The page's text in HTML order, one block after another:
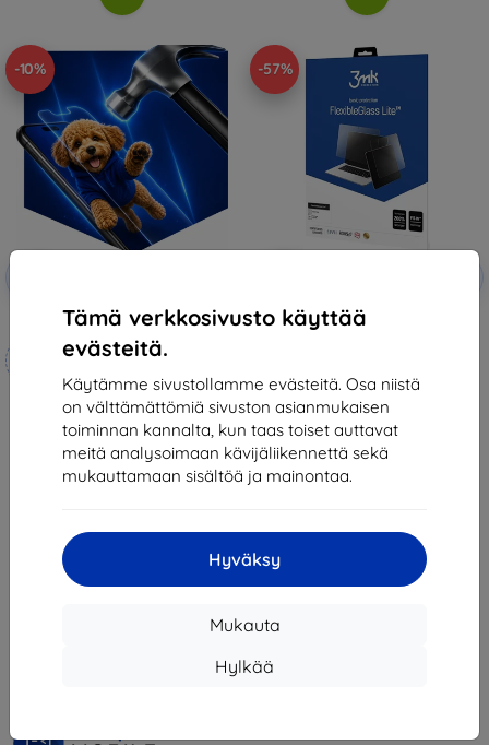
Tämä verkkosivusto käyttää
evästeitä.
Käytämme sivustollamme evästeitä. Osa niistä
on välttämättömiä sivuston asianmukaisen
toiminnan kannalta, kun taas toiset auttavat
meitä analysoimaan kävijäliikennettä sekä
mukauttamaan sisältöä ja mainontaa.
Hyväksy
Mukauta
Hylkää
-10%
3mk Hammer protective film
Mittojen mukaan
21,90 €
19,70 €
Varastossa 4 kpl
-57%
3MK FlexibleGlass Lite Lenovo
Tab Extreme, Hybrid Glass Lite
9,81 €
Viimeinen kappale varastossa
yhteensä6.